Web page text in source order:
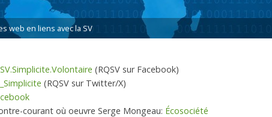
web en liens avec la SV
(RQSV sur Facebook)
(RQSV sur Twitter/X)
courant où oeuvre Serge Mongeau: Écosociété